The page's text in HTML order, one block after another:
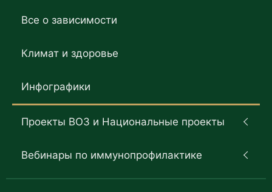
Все о зависимости
Климат и здоровье
Инфографики
Проекты ВОЗ и Национальные проекты
Вебинары по иммунопрофилактике